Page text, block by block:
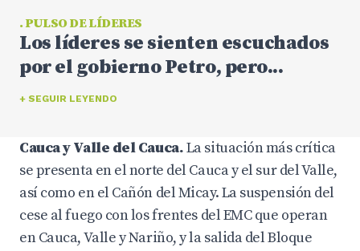
. PULSO DE LÍDERES
Los líderes se sienten escuchados
por el gobierno Petro, pero...
+ SEGUIR LEYENDO
Cauca y Valle del Cauca.La situación más crítica
se presenta en el norte del Cauca y el sur del Valle,
así como en el Cañón del Micay. La suspensión del
cese al fuego con los frentes del EMC que operan
en Cauca, Valle y Nariño, y la salida del Bloque